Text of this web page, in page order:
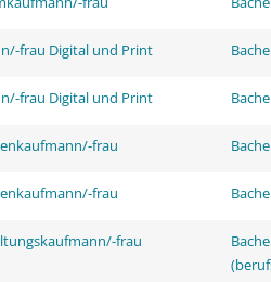
frau Digital und Print
frau Digital und Print
frau
frau
frau